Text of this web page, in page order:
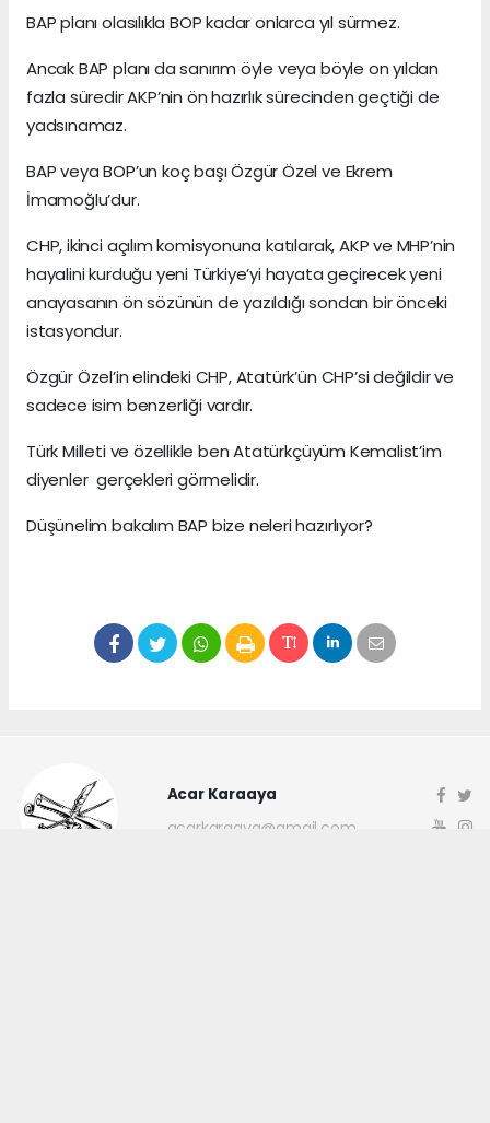
BAP planı olasılıkla BOP kadar onlarca yıl sürmez.
Ancak BAP planı da sanırım öyle veya böyle on yıldan
fazla süredir AKP’nin ön hazırlık sürecinden geçtiği de
yadsınamaz.
BAP veya BOP’un koç başı Özgür Özel ve Ekrem
İmamoğlu’dur.
CHP, ikinci açılım komisyonuna katılarak, AKP ve MHP’nin
hayalini kurduğu yeni Türkiye’yi hayata geçirecek yeni
anayasanın ön sözünün de yazıldığı sondan bir önceki
istasyondur.
Özgür Özel’in elindeki CHP, Atatürk’ün CHP’si değildir ve
sadece isim benzerliği vardır.
Türk Milleti ve özellikle ben Atatürkçüyüm Kemalist’im
diyenler gerçekleri görmelidir.
Düşünelim bakalım BAP bize neleri hazırlıyor?
Acar Karaaya
acarkaraaya@gmail.com